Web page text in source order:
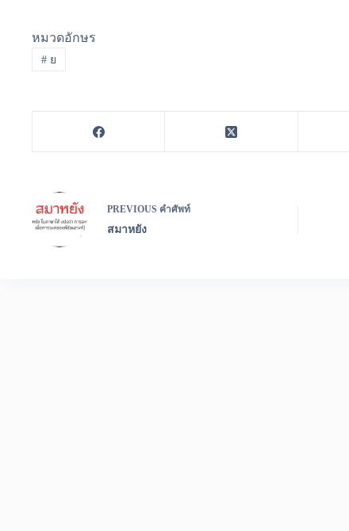
หมวดอักษร
#ย
PREVIOUS คำศัพท์
สมาหยัง